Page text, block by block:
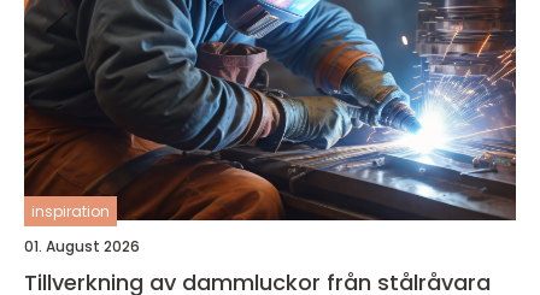
inspiration
01. August 2026
Tillverkning av dammluckor från stålråvara